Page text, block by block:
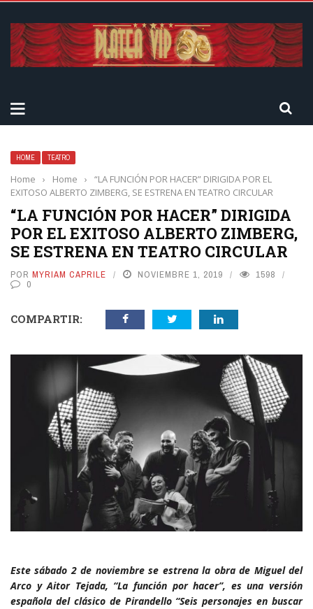
HOME TEATRO
Home › Home ›
“LA FUNCIÓN POR HACER” DIRIGIDA POR EL
EXITOSO ALBERTO ZIMBERG, SE ESTRENA EN TEATRO CIRCULAR
“LA FUNCIÓN POR HACER” DIRIGIDA
POR EL EXITOSO ALBERTO ZIMBERG,
SE ESTRENA EN TEATRO CIRCULAR
POR MYRIAM CAPRILE NOVIEMBRE 1, 2019
1598
0
COMPARTIR:
Este sábado 2 de noviembre se estrena la obra de Miguel del
Arco y Aitor Tejada, “La función por hacer”, es una versión
española del clásico de Pirandello “Seis personajes en buscar